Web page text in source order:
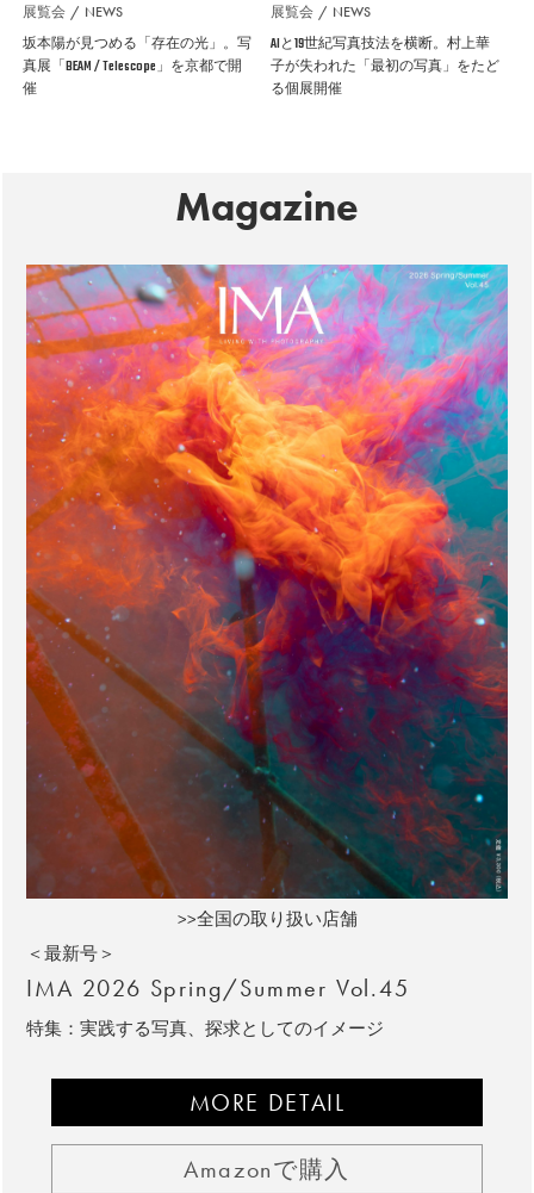
展覧会 NEWS
坂本陽が見つめる「存在の光」。写
真展「BEAM / Telescope」を京都で開
催
展覧会 NEWS
AIと19世紀写真技法を横断。村上華
子が失われた「最初の写真」をたど
る個展開催
Magazine
>>全国の取り扱い店舗
＜最新号＞
IMA 2026 Spring/Summer Vol.45
特集：実践する写真、探求としてのイメージ
MORE DETAIL
Amazonで購入